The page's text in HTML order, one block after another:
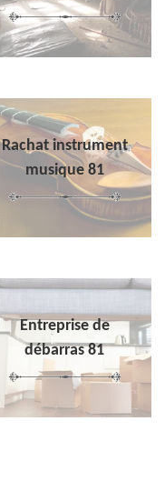
Rachat instrument
musique 81
Entreprise de
débarras 81